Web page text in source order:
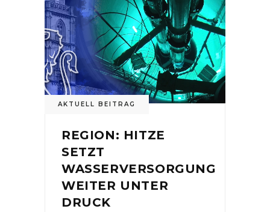
AKTUELL BEITRAG
REGION: HITZE
SETZT
WASSERVERSORGUNG
WEITER UNTER
DRUCK